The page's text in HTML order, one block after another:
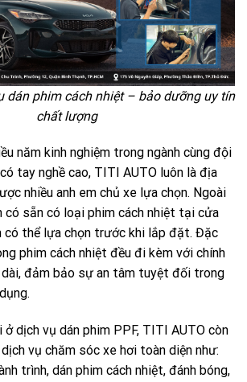
dán phim cách nhiệt – bảo dưỡng uy tín
chất lượng
năm kinh nghiệm trong ngành cùng đội
tay nghề cao, TITI AUTO luôn là địa
nhiều anh em chủ xe lựa chọn. Ngoài
có sẵn có loại phim cách nhiệt tại cửa
có thể lựa chọn trước khi lắp đặt. Đặc
phim cách nhiệt đều đi kèm với chính
dài, đảm bảo sự an tâm tuyệt đối trong
ở dịch vụ dán phim PPF, TITI AUTO còn
vụ chăm sóc xe hơi toàn diện như:
trình, dán phim cách nhiệt, đánh bóng,